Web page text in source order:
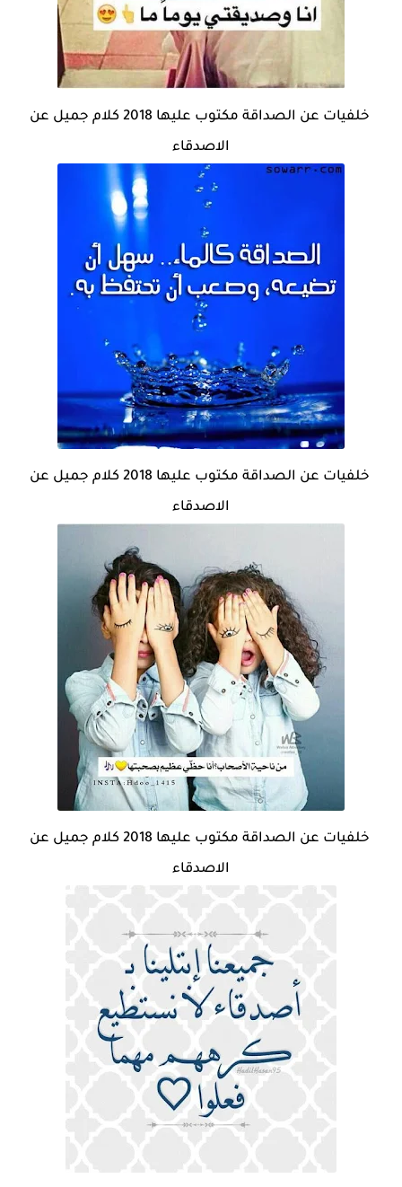
خلفيات عن الصداقة مكتوب عليها 2018 كلام جميل عن
الاصدقاء
خلفيات عن الصداقة مكتوب عليها 2018 كلام جميل عن
الاصدقاء
خلفيات عن الصداقة مكتوب عليها 2018 كلام جميل عن
الاصدقاء